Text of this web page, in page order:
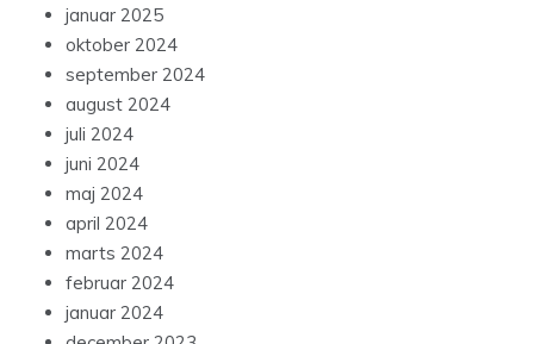
januar 2025
oktober 2024
september 2024
august 2024
juli 2024
juni 2024
maj 2024
april 2024
marts 2024
februar 2024
januar 2024